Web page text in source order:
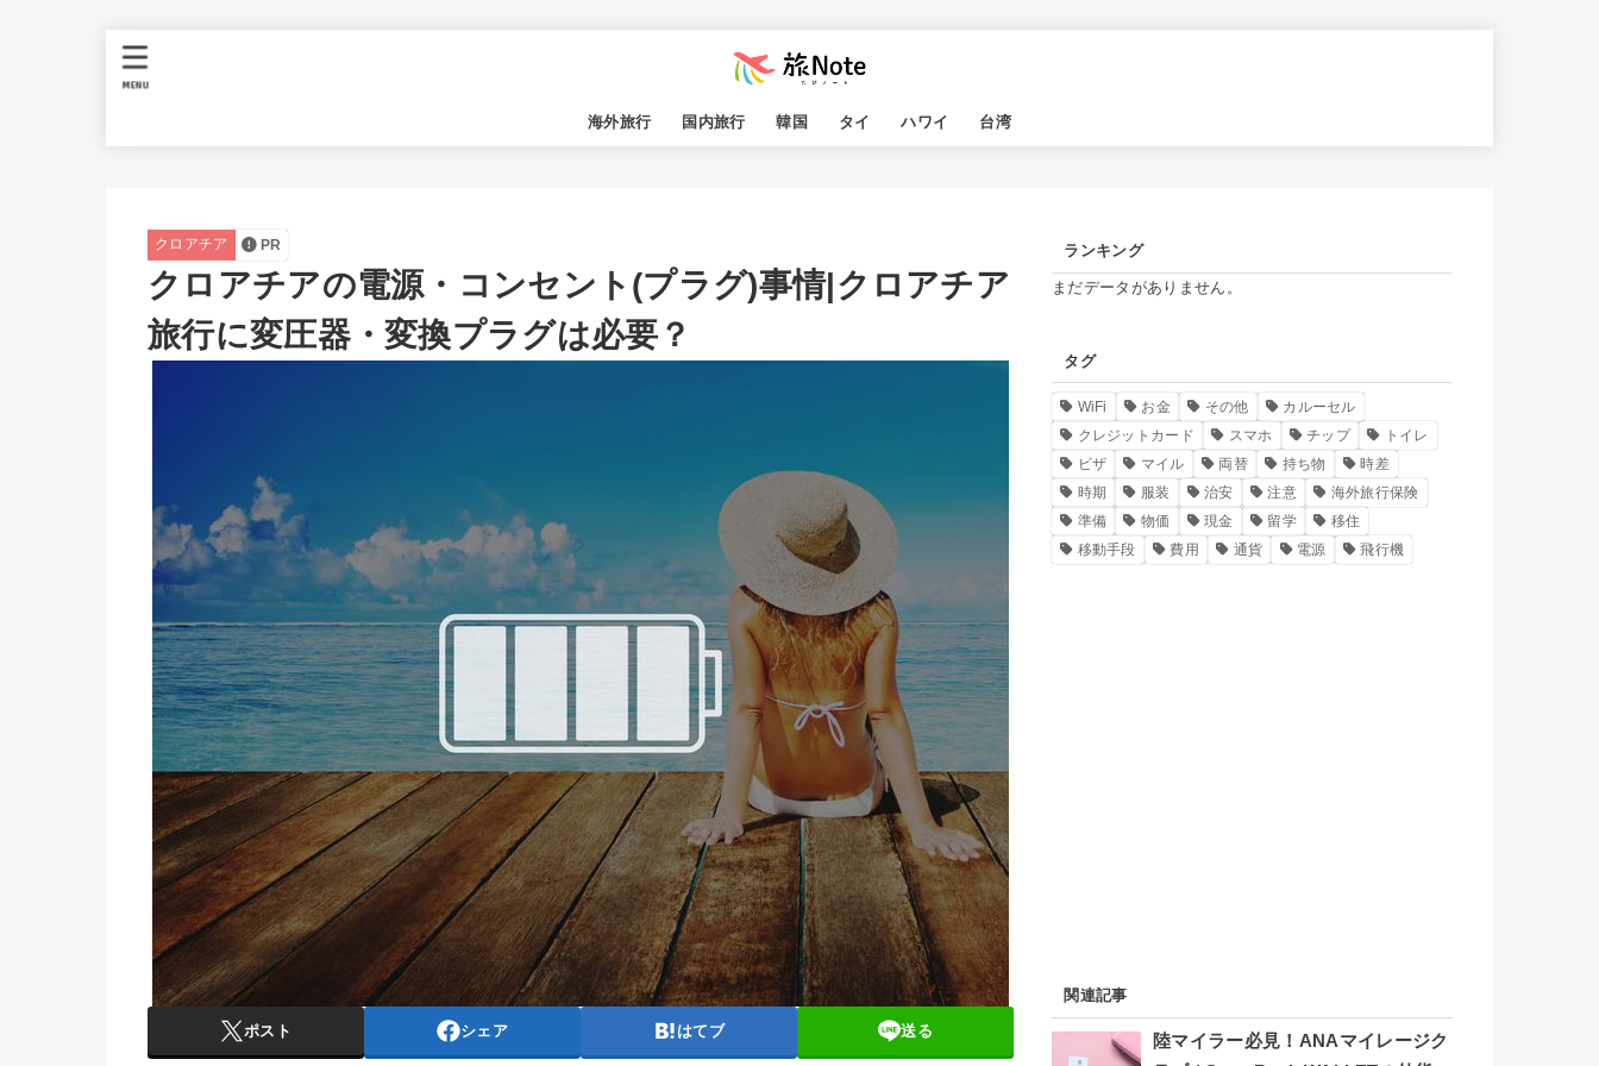
海外旅行 国内旅行 韓国 タイ ハワイ 台湾
MENU
クロアチア PR
クロアチアの電源・コンセント(プラグ)事情|クロアチア
旅行に変圧器・変換プラグは必要？
ポスト シェア はてブ 送る
ランキング
まだデータがありません。
タグ
WiFi お金 その他
カルーセル
クレジットカード
スマホ チップ
トイレ
ビザ
マイル 両替 持ち物
時差
時期
服装 治安 注意
海外旅行保険
準備
物価 現金 留学
移住
移動手段
費用 通貨 電源 飛行機
関連記事
陸マイラー必見！ANAマイレージク